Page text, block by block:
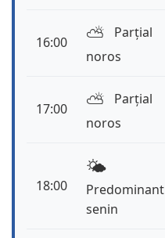
16:00 ⛅️
Parțial
noros
17:00 ⛅️
Parțial
noros
18:00
🌤️
Predominant
senin